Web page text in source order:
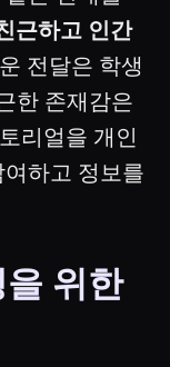
근하고 인간
전달은 학생
한 존재감은
리얼을 개인
하고 정보를
위한